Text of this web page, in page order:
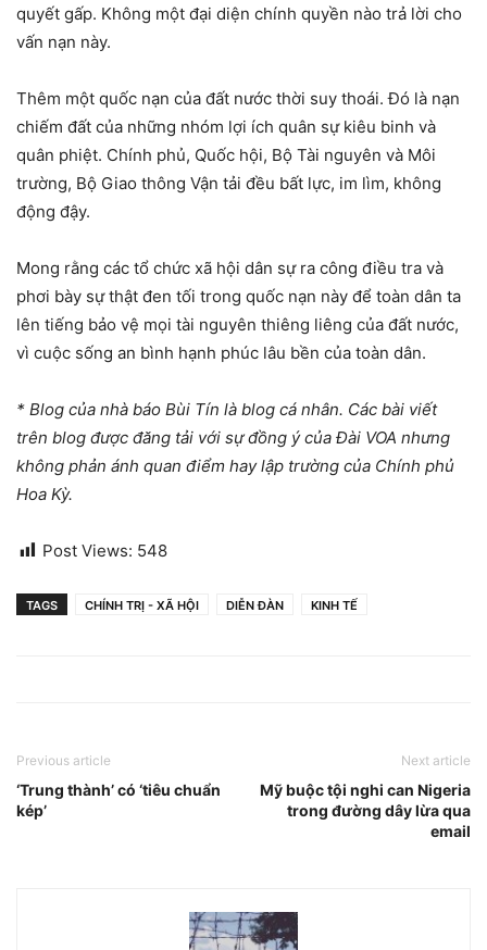
quyết gấp. Không một đại diện chính quyền nào trả lời cho
vấn nạn này.
Thêm một quốc nạn của đất nước thời suy thoái. Đó là nạn
chiếm đất của những nhóm lợi ích quân sự kiêu binh và
quân phiệt. Chính phủ, Quốc hội, Bộ Tài nguyên và Môi
trường, Bộ Giao thông Vận tải đều bất lực, im lìm, không
động đậy.
Mong rằng các tổ chức xã hội dân sự ra công điều tra và
phơi bày sự thật đen tối trong quốc nạn này để toàn dân ta
lên tiếng bảo vệ mọi tài nguyên thiêng liêng của đất nước,
vì cuộc sống an bình hạnh phúc lâu bền của toàn dân.
* Blog của nhà báo Bùi Tín là blog cá nhân. Các bài viết
trên blog được đăng tải với sự đồng ý của Ðài VOA nhưng
không phản ánh quan điểm hay lập trường của Chính phủ
Hoa Kỳ.
Post Views: 548
TAGS CHÍNH TRỊ - XÃ HỘI DIỄN ĐÀN KINH TẾ
Previous article
‘Trung thành’ có ‘tiêu chuẩn
kép’
Next article
Mỹ buộc tội nghi can Nigeria
trong đường dây lừa qua
email